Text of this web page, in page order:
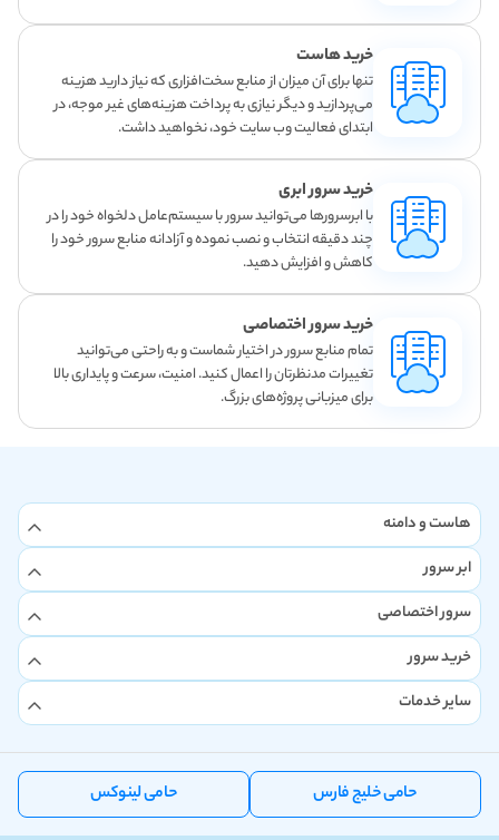
خرید هاست
تنها برای آن میزان از منابع سخت‌افزاری که نیاز دارید هزینه
می‌پردازید و دیگر نیازی به پرداخت هزینه‌های غیر موجه، در
ابتدای فعالیت وب سایت خود، نخواهید داشت.
خرید سرور ابری
با ابرسرورها می‌توانید سرور با سیستم‌عامل دلخواه خود را در
چند دقیقه انتخاب و نصب نموده و آزادانه منابع سرور خود را
کاهش و افزایش دهید.
خرید سرور اختصاصی
تمام منابع سرور در اختیار شماست و به راحتی می‌توانید
تغییرات مدنظرتان را اعمال کنید. امنیت، سرعت و پایداری بالا
برای میزبانی پروژه‌های بزرگ.
هاست و دامنه
ابر سرور
سرور اختصاصی
خرید سرور
سایر خدمات
حامی خلیج فارس حامی لینوکس